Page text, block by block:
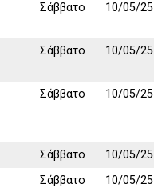
Σάββατο 10/05/25
Σάββατο 10/05/25
Σάββατο 10/05/25
Σάββατο 10/05/25
Σάββατο 10/05/25